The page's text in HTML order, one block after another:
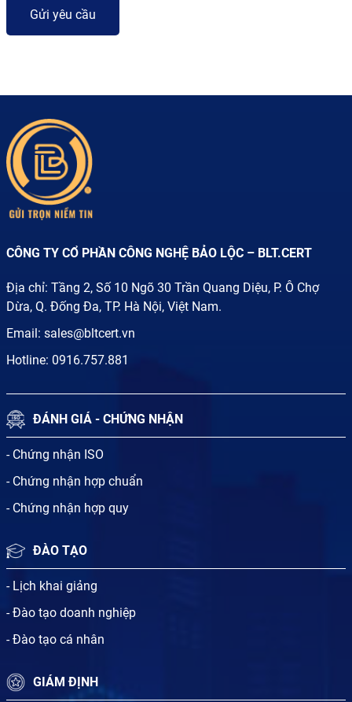
CÔNG TY CỔ PHẦN CÔNG NGHỆ BẢO LỘC – BLT.CERT
Địa chỉ: Tầng 2, Số 10 Ngõ 30 Trần Quang Diệu, P. Ô Chợ
Dừa, Q. Đống Đa, TP. Hà Nội, Việt Nam.
Email: sales@bltcert.vn
Hotline: 0916.757.881
ĐÁNH GIÁ - CHỨNG NHẬN
- Chứng nhận ISO
- Chứng nhận hợp chuẩn
- Chứng nhận hợp quy
ĐÀO TẠO
- Lịch khai giảng
- Đào tạo doanh nghiệp
- Đào tạo cá nhân
GIÁM ĐỊNH